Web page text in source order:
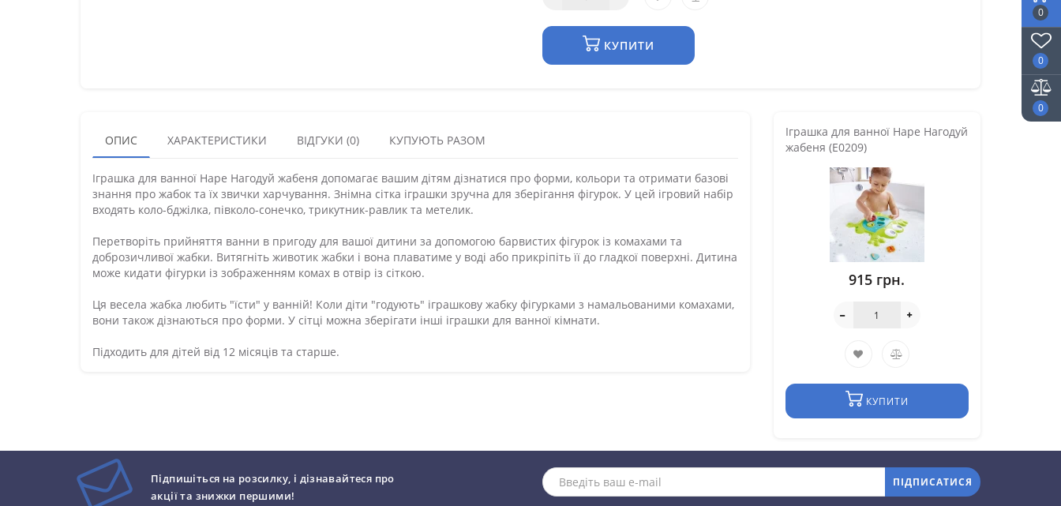
0
0
0
КУПИТИ
ОПИС ХАРАКТЕРИСТИКИ ВІДГУКИ (0) КУПУЮТЬ РАЗОМ
Іграшка для ванної Hape Нагодуй жабеня допомагає вашим дітям дізнатися про форми, кольори та отримати базові
знання про жабок та їх звички харчування. Знімна сітка іграшки зручна для зберігання фігурок. У цей ігровий набір
входять коло-бджілка, півколо-сонечко, трикутник-равлик та метелик.
Перетворіть прийняття ванни в пригоду для вашої дитини за допомогою барвистих фігурок із комахами та
доброзичливої жабки. Витягніть животик жабки і вона плаватиме у воді або прикріпіть її до гладкої поверхні. Дитина
може кидати фігурки із зображенням комах в отвір із сіткою.
Ця весела жабка любить "їсти" у ванній! Коли діти "годують" іграшкову жабку фігурками з намальованими комахами,
вони також дізнаються про форми. У сітці можна зберігати інші іграшки для ванної кімнати.
Підходить для дітей від 12 місяців та старше.
Іграшка для ванної Hape Нагодуй
жабеня (E0209)
915 грн.
КУПИТИ
Підпишіться на розсилку, і дізнавайтеся про
акції та знижки першими!
ПІДПИСАТИСЯ